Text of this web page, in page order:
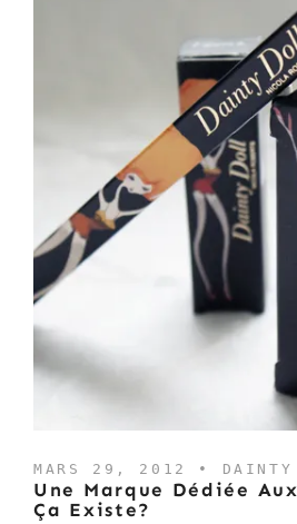
MARS 29, 2012 • DAINTY
Une Marque Dédiée
Ça Existe?